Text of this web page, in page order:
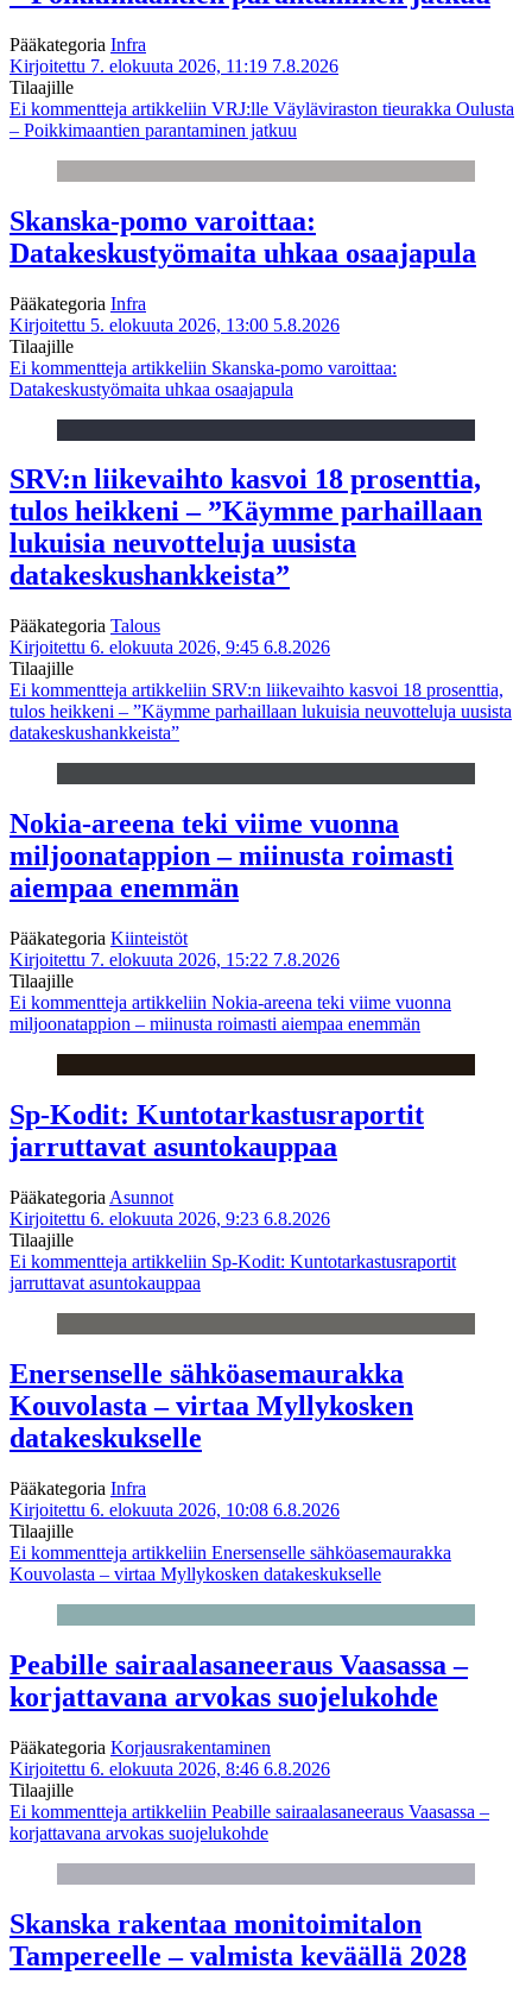
Pääkategoria Infra
Kirjoitettu 7. elokuuta 2026, 11:19 7.8.2026
Tilaajille
Ei kommentteja artikkeliin VRJ:lle Väyläviraston tieurakka Oulusta
– Poikkimaantien parantaminen jatkuu
Skanska-pomo varoittaa:
Datakeskustyömaita uhkaa osaajapula
Pääkategoria Infra
Kirjoitettu 5. elokuuta 2026, 13:00 5.8.2026
Tilaajille
Ei kommentteja artikkeliin Skanska-pomo varoittaa:
Datakeskustyömaita uhkaa osaajapula
SRV:n liikevaihto kasvoi 18 prosenttia,
tulos heikkeni – ”Käymme parhaillaan
lukuisia neuvotteluja uusista
datakeskushankkeista”
Pääkategoria Talous
Kirjoitettu 6. elokuuta 2026, 9:45 6.8.2026
Tilaajille
Ei kommentteja artikkeliin SRV:n liikevaihto kasvoi 18 prosenttia,
tulos heikkeni – ”Käymme parhaillaan lukuisia neuvotteluja uusista
datakeskushankkeista”
Nokia-areena teki viime vuonna
miljoonatappion – miinusta roimasti
aiempaa enemmän
Pääkategoria Kiinteistöt
Kirjoitettu 7. elokuuta 2026, 15:22 7.8.2026
Tilaajille
Ei kommentteja artikkeliin Nokia-areena teki viime vuonna
miljoonatappion – miinusta roimasti aiempaa enemmän
Sp-Kodit: Kuntotarkastusraportit
jarruttavat asuntokauppaa
Pääkategoria Asunnot
Kirjoitettu 6. elokuuta 2026, 9:23 6.8.2026
Tilaajille
Ei kommentteja artikkeliin Sp-Kodit: Kuntotarkastusraportit
jarruttavat asuntokauppaa
Enersenselle sähköasemaurakka
Kouvolasta – virtaa Myllykosken
datakeskukselle
Pääkategoria Infra
Kirjoitettu 6. elokuuta 2026, 10:08 6.8.2026
Tilaajille
Ei kommentteja artikkeliin Enersenselle sähköasemaurakka
Kouvolasta – virtaa Myllykosken datakeskukselle
Peabille sairaalasaneeraus Vaasassa –
korjattavana arvokas suojelukohde
Pääkategoria Korjausrakentaminen
Kirjoitettu 6. elokuuta 2026, 8:46 6.8.2026
Tilaajille
Ei kommentteja artikkeliin Peabille sairaalasaneeraus Vaasassa –
korjattavana arvokas suojelukohde
Skanska rakentaa monitoimitalon
Tampereelle – valmista keväällä 2028